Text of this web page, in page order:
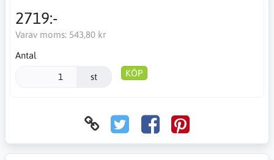
2719:-
Varav moms: 543,80 kr
Antal
st KÖP